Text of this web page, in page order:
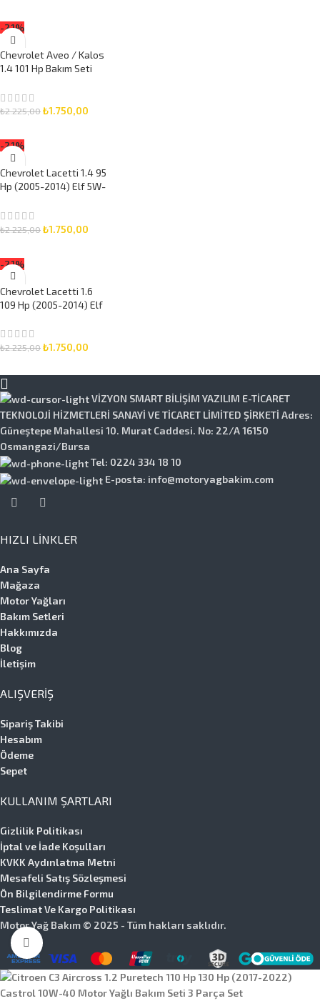
Büyütmek için tıklayın
-21%
Chevrolet Aveo / Kalos
1.4 101 Hp Bakım Seti
5 Litre Motor Yağlı 3
Parça Set
₺2.225,00₺1.750,00
-21%
Chevrolet Lacetti 1.4 95
Hp (2005-2014) Elf 5W-
Bakım Seti 3 Parça Set
₺2.225,00₺1.750,00
-21%
Chevrolet Lacetti 1.6
109 Hp (2005-2014) Elf
Yağlı Bakım Seti 3 Parça
Set
₺2.225,00₺1.750,00
VİZYON SMART BİLİŞİM YAZILIM E-TİCARET
TEKNOLOJİ HİZMETLERİ SANAYİ VE TİCARET LİMİTED ŞİRKETİ Adres:
Güneştepe Mahallesi 10. Murat Caddesi. No: 22/A 16150
Osmangazi/Bursa
Tel: 0224 334 18 10
E-posta: info@motoryagbakim.com
HIZLI LINKLER
Ana Sayfa
Mağaza
Motor Yağları
Bakım Setleri
Hakkımızda
Blog
İletişim
ALIŞVERIŞ
Sipariş Takibi
Hesabım
Ödeme
Sepet
KULLANIM ŞARTLARI
Gizlilik Politikası
İptal ve İade Koşulları
KVKK Aydınlatma Metni
Mesafeli Satış Sözleşmesi
Ön Bilgilendirme Formu
Teslimat Ve Kargo Politikası
Motor Yağ Bakım © 2025 - Tüm hakları saklıdır.